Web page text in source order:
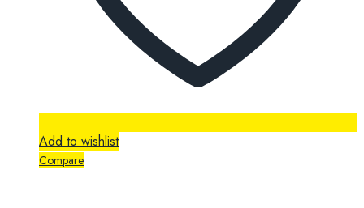
Add to wishlist
Compare